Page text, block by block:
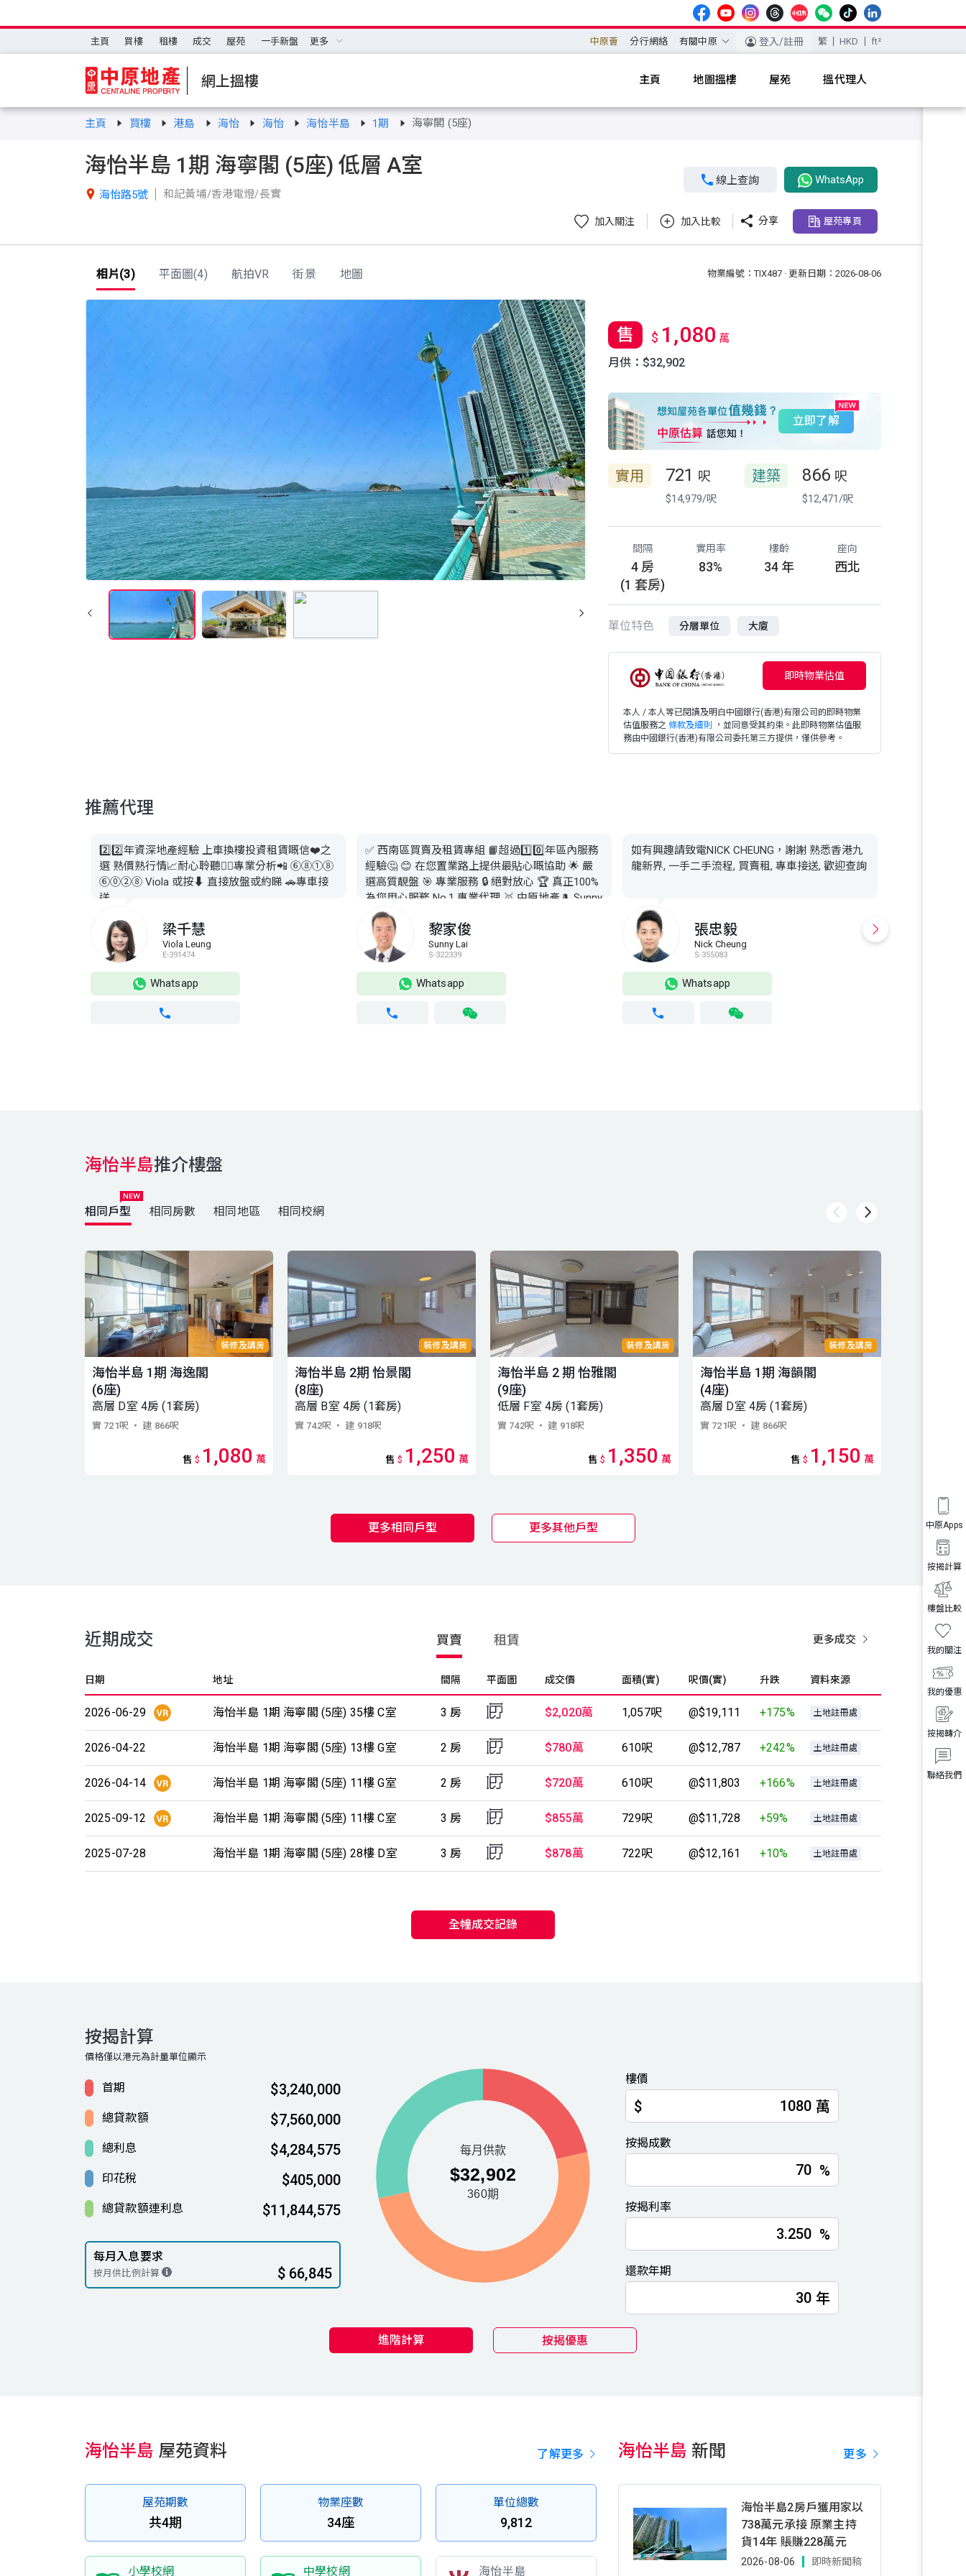
主頁 買樓 租樓 成交 屋苑 一手新盤 更多 中原薈 分行網絡 有關中原 登入/註冊 繁 HKD ft²
網上搵樓 主頁 地圖搵樓 屋苑 搵代理人
聯絡我們
按揭轉介
我的優惠
我的關注
樓盤比較
按揭計算
中原Apps
主頁 買樓 港島 海怡 海怡 海怡半島 1期 海寧閣 (5座)
海怡半島 1期 海寧閣 (5座) 低層 A室
 海怡路5號 和記黃埔/香港電燈/長實
 線上查詢 WhatsApp
加入關注 加入比較  分享 屋苑專頁
相片(3) 平面圖(4) 航拍VR 街景 地圖 物業編號：TIX487 · 更新日期：2026-08-06
售 $ 1,080 萬
月供：$32,902
立即了解
實用 721 呎
$14,979/呎
建築 866 呎
$12,471/呎
間隔
4 房
(1 套房)
實用率
83%
樓齡
34 年
座向
西北
單位特色 分層單位 大廈
即時物業估值
本人 / 本人等已閱讀及明白中國銀行(香港)有限公司的即時物業
估值服務之 條款及細則
，並同意受其約束。此即時物業估值服
務由中國銀行(香港)有限公司委托第三方提供，僅供參考。
推薦代理
2️⃣2️⃣年資深地產經驗 上車換樓投資租賃嘅信❤️之
選 熟價熟行情📈耐心聆聽👂🏻專業分析📲 ⑥⑧①⑧
⑥⓪②⑧ Viola 或按⬇️ 直接放盤或約睇 🚗專車接
送
梁千慧
Viola Leung
E-391474
Whatsapp
✅ 西南區買賣及租賃專組 📙超過1️⃣0️⃣年區內服務
經驗🤔 😊 在您置業路上提供最貼心嘅協助 🌟 嚴
選高質靚盤 🎯 專業服務 🔒 絕對放心 🏆 真正100%
為您用心服務 No.1 專業代理 🥇 中原地產🎩 Sunny
Lai黎生 🎓 您置業路上好幫手 ☎️ ❻❸❹❽—
❾❽❽❷ (如果仲未搵啱盤🧐 不如試下搵我幫手
💪🏻） 🏆 市場分析 🏆 按揭轉介 🏆 律師推薦 🏆
物業估價 🏆 投資收租 🏆 成交資訊 🏆 在線24/7查
詢 🏆 大量鎖匙盤
黎家俊
Sunny Lai
S-322339
Whatsapp
如有興趣請致電NICK CHEUNG，謝謝 熟悉香港九
龍新界, 一手二手流程, 買賣租, 專車接送, 歡迎查詢
張忠毅
Nick Cheung
S-355083
Whatsapp
海怡半島推介樓盤
相同戶型 相同房數 相同地區 相同校網
裝修及講房
海怡半島 1期 海逸閣
(6座)
高層 D室 4房 (1套房)
實 721呎 ・ 建 866呎
售 $ 1,080 萬
裝修及講房
海怡半島 2期 怡景閣
(8座)
高層 B室 4房 (1套房)
實 742呎 ・ 建 918呎
售 $ 1,250 萬
裝修及講房
海怡半島 2 期 怡雅閣
(9座)
低層 F室 4房 (1套房)
實 742呎 ・ 建 918呎
售 $ 1,350 萬
裝修及講房
海怡半島 1期 海韻閣
(4座)
高層 D室 4房 (1套房)
實 721呎 ・ 建 866呎
售 $ 1,150 萬
更多相同戶型 更多其他戶型
近期成交 買賣 租賃 更多成交
日期 地址 間隔 平面圖 成交價 面積(實) 呎價(實) 升跌 資料來源
2026-06-29 海怡半島 1期 海寧閣 (5座) 35樓 C室 3 房 $2,020萬 1,057呎 @$19,111 +175% 土地註冊處
2026-04-22 海怡半島 1期 海寧閣 (5座) 13樓 G室 2 房 $780萬 610呎 @$12,787 +242% 土地註冊處
2026-04-14 海怡半島 1期 海寧閣 (5座) 11樓 G室 2 房 $720萬 610呎 @$11,803 +166% 土地註冊處
2025-09-12 海怡半島 1期 海寧閣 (5座) 11樓 C室 3 房 $855萬 729呎 @$11,728 +59% 土地註冊處
2025-07-28 海怡半島 1期 海寧閣 (5座) 28樓 D室 3 房 $878萬 722呎 @$12,161 +10% 土地註冊處
全幢成交記錄
按揭計算
價格僅以港元為計量單位顯示
首期 $3,240,000
總貸款額 $7,560,000
總利息 $4,284,575
印花稅 $405,000
總貸款額連利息 $11,844,575
每月入息要求
按月供比例計算 $ 66,845
樓價
$ 萬
按揭成數
%
按揭利率
%
還款年期
年
進階計算 按揭優惠
海怡半島 屋苑資料 了解更多
屋苑期數
共4期
物業座數
34座
單位總數
9,812
小學校網 中學校網 海怡半島
海怡半島 新聞 更多
海怡半島2房戶獲用家以
738萬元承接 原業主持
貨14年 賬賺228萬元
2026-08-06 即時新聞稿